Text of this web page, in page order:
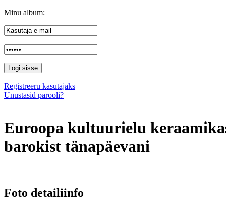
Minu album:
Registreeru kasutajaks
Unustasid parooli?
Euroopa kultuurielu
barokist tänapäevani
Foto detailiinfo